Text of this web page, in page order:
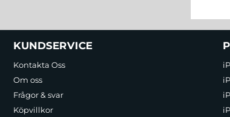
Sidfot Blandad info och
KUNDSERVICE
Kontakta Oss
Om oss
Frågor & svar
Köpvillkor